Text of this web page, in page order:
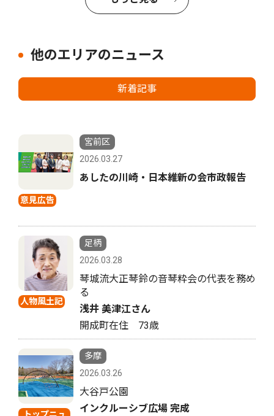
他のエリアのニュース
新着記事
意見広告
宮前区
2026.03.27
あしたの川崎・日本維新の会市政報告
人物風土記
足柄
2026.03.28
琴城流大正琴鈴の音琴粋会の代表を務め
る
浅井 美津江さん
開成町在住 73歳
多摩
2026.03.26
大谷戸公園
インクルーシブ広場 完成